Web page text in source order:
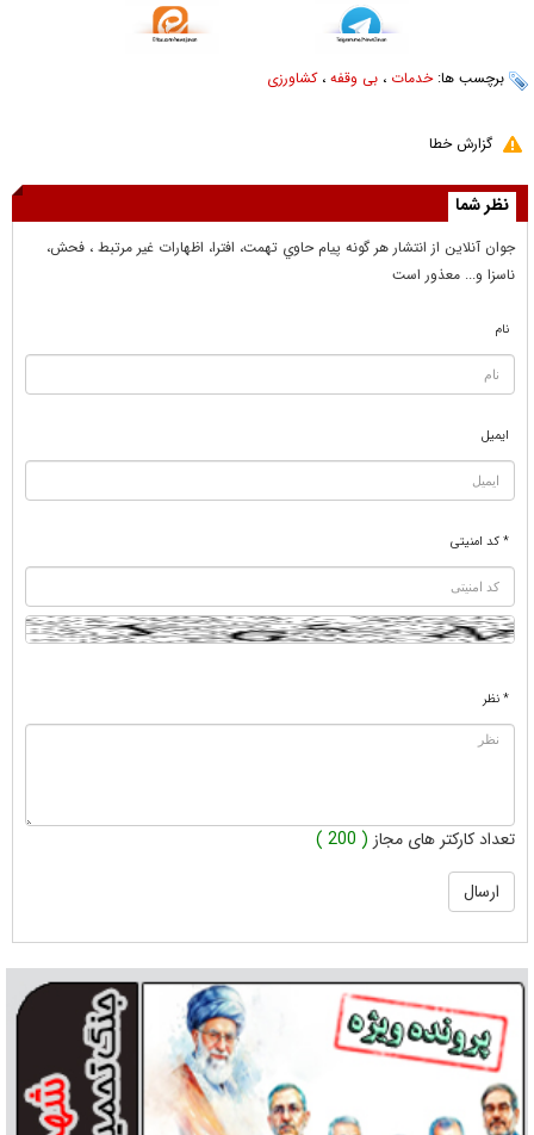
برچسب ها:خدمات ، بی وقفه ،کشاورزی
گزارش خطا
نظر شما
جوان آنلاين از انتشار هر گونه پيام حاوي تهمت، افترا، اظهارات غير مرتبط ، فحش،
ناسزا و... معذور است
نام
ایمیل
* کد امنیتی
* نظر
تعداد کارکتر های مجاز ( 200 )